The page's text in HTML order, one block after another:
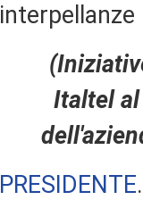
Italtel
PRESIDENTE